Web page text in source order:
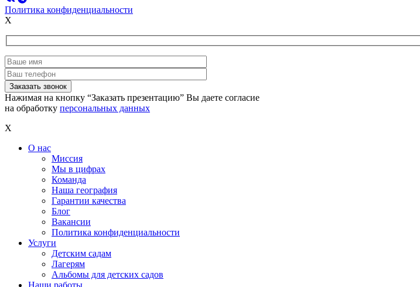
Политика конфиденциальности
X
Нажимая на кнопку “Заказать презентацию” Вы даете согласие
на обработку персональных данных
X
О нас
Миссия
Мы в цифрах
Команда
Наша география
Гарантии качества
Блог
Вакансии
Политика конфиденциальности
Услуги
Детским садам
Лагерям
Альбомы для детских садов